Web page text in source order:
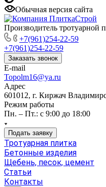
Обычная версия сайта
Производитель тротуарной
+7(961)254-22-59
+7(961)254-22-59
Заказать звонок
E-mail
Topolm16@ya.ru
Адрес
601012, г. Киржач
Режим работы
Пн. – Пт.: с 9:00 до 18:00
Подать заявку
Тротуарная плитка
Бетонные изделия
Щебень, песок, цемент
Статьи
Контакты